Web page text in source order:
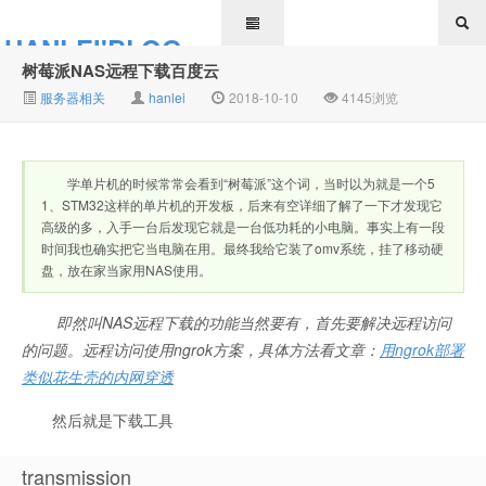
HANLEI'BLOG
树莓派NAS远程下载百度云
服务器相关 hanlei 2018-10-10 4145浏览
学单片机的时候常常会看到“树莓派”这个词，当时以为就是一个5
1、STM32这样的单片机的开发板，后来有空详细了解了一下才发现它
高级的多，入手一台后发现它就是一台低功耗的小电脑。事实上有一段
时间我也确实把它当电脑在用。最终我给它装了omv系统，挂了移动硬
盘，放在家当家用NAS使用。
即然叫NAS远程下载的功能当然要有，首先要解决远程访问
的问题。远程访问使用ngrok方案，具体方法看文章： 用ngrok部署
类似花生壳的内网穿透
然后就是下载工具
transmission